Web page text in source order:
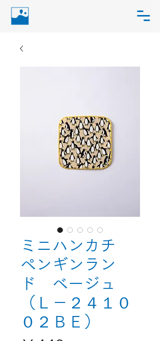
ミニハンカチ
ペンギンラン
ド ベージュ
（Ｌ－２４１０
０２ＢＥ）